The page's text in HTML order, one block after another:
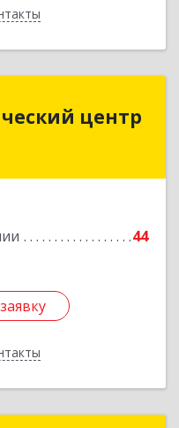
центр
44
центр
обл, Бугуруслан г,